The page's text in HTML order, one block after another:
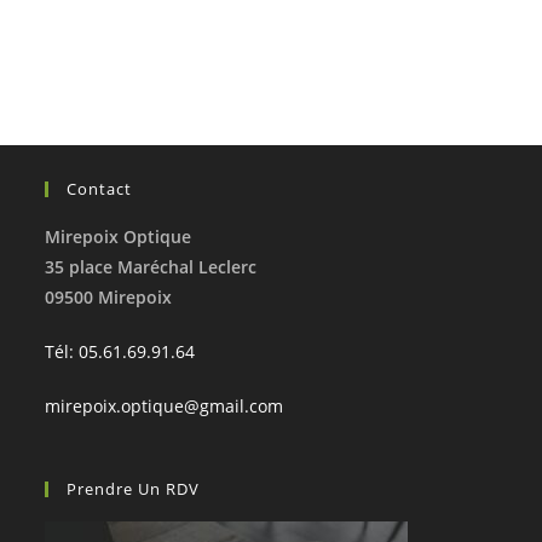
Contact
Mirepoix Optique
35 place Maréchal Leclerc
09500 Mirepoix
Tél: 05.61.69.91.64
mirepoix.optique@gmail.com
Prendre Un RDV